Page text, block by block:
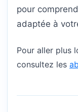
pour
adaptée à
Pour aller plus
consultez les